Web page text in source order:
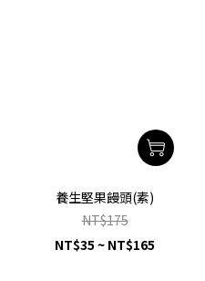
養生堅果饅頭(素)
NT$175
NT$35 ~ NT$165